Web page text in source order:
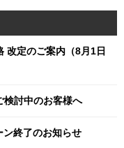
改定のご案内（8月1日
検討中のお客様へ
終了のお知らせ